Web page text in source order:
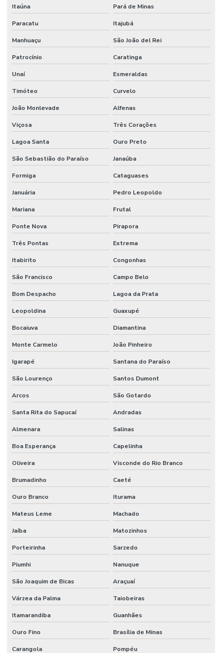
Sistema de hidrantes contra incêndios
Sistema de hidrantes e sprinklers
Sistema de incêndio empresa
Sistema de incêndio endereçável
Sistema contra incêndio hidrantes
Sistema contra incêndio hidráulico
Sistema contra incêndio industrial
Sistema de incêndio industrial
Sistema contra incêndio sprinkler
Sistema de incêndio sprinkler
Sistema de prevenção contra incêndio
Sistema preventivo de incêndio
Sistema de proteção contra incêndio
Sistema de sprinkler
Sistema de supressão de incêndio
Sistema vesda anti incêndio
Sistemas hidráulicos industriais
Sistemas de incêndio
Terraplenagem industrial
Tubulação de agua industrial
Tubulação para coifa industrial
Valor projeto preventivo de incêndio
Itaúna Pará de Minas
Paracatu Itajubá
Manhuaçu São João del Rei
Patrocínio Caratinga
Unaí Esmeraldas
Timóteo Curvelo
João Monlevade Alfenas
Viçosa Três Corações
Lagoa Santa Ouro Preto
São Sebastião do Paraíso Janaúba
Formiga Cataguases
Januária Pedro Leopoldo
Mariana Frutal
Ponte Nova Pirapora
Três Pontas Extrema
Itabirito Congonhas
São Francisco Campo Belo
Bom Despacho Lagoa da Prata
Leopoldina Guaxupé
Bocaiuva Diamantina
Monte Carmelo João Pinheiro
Igarapé Santana do Paraíso
São Lourenço Santos Dumont
Arcos São Gotardo
Santa Rita do Sapucaí Andradas
Almenara Salinas
Boa Esperança Capelinha
Oliveira Visconde do Rio Branco
Brumadinho Caeté
Ouro Branco Iturama
Mateus Leme Machado
Jaíba Matozinhos
Porteirinha Sarzedo
Piumhi Nanuque
São Joaquim de Bicas Araçuaí
Várzea da Palma Taiobeiras
Itamarandiba Guanhães
Ouro Fino Brasília de Minas
Carangola Pompéu